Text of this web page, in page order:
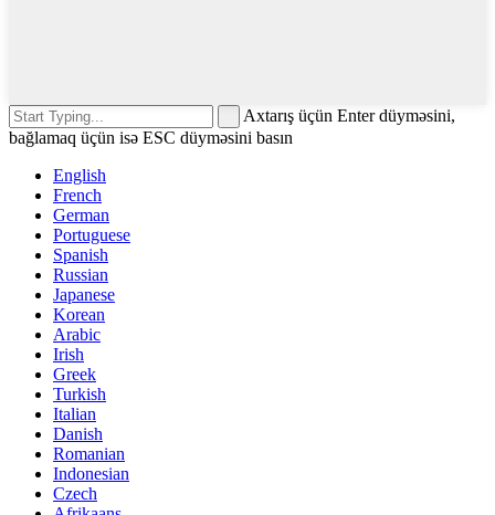
Axtarış üçün Enter düyməsini,
bağlamaq üçün isə ESC düyməsini basın
English
French
German
Portuguese
Spanish
Russian
Japanese
Korean
Arabic
Irish
Greek
Turkish
Italian
Danish
Romanian
Indonesian
Czech